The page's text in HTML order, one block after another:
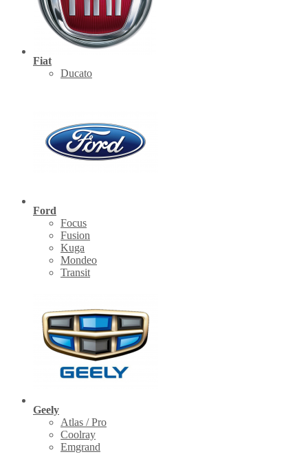
Fiat
Ducato
Ford
Focus
Fusion
Kuga
Mondeo
Transit
Geely
Atlas / Pro
Coolray
Emgrand